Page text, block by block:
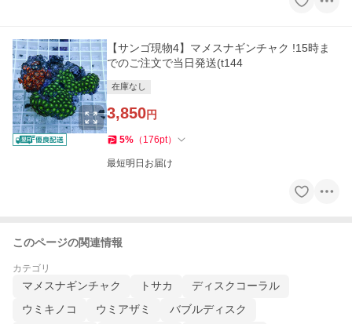
【サンゴ現物4】マメスナギンチャク !15時ま
でのご注文で当日発送(t144
在庫なし
3,850円
5% （ 176pt）
最短明日お届け
このページの関連情報
カテゴリ
マメスナギンチャク トサカ
ディスクコーラル
ウミキノコ
ウミアザミ バブルディスク